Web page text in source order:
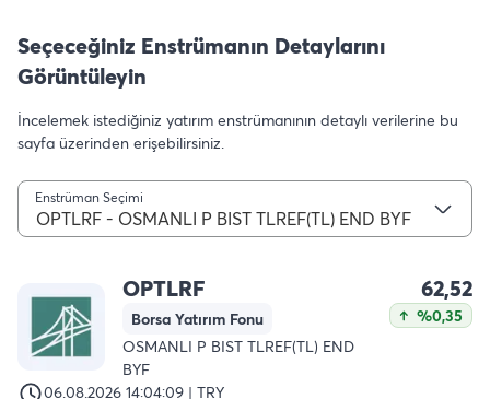
Seçeceğiniz Enstrümanın Detaylarını
Görüntüleyin
İncelemek istediğiniz yatırım enstrümanının detaylı verilerine bu
sayfa üzerinden erişebilirsiniz.
Enstrüman Seçimi
OPTLRF - OSMANLI P BIST TLREF(TL) END BYF
OPTLRF
Borsa Yatırım Fonu
OSMANLI P BIST TLREF(TL) END
BYF
62,52
%0,35
06.08.2026 14:04:09 | TRY